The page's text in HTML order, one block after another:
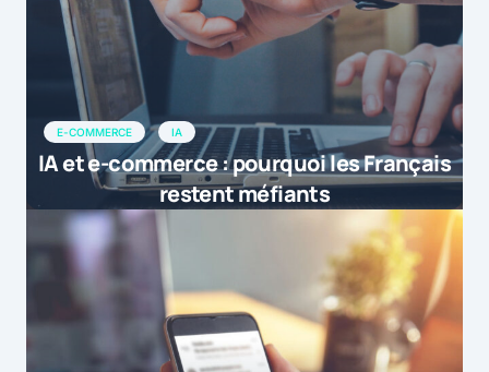
E-COMMERCE IA
IA et e-commerce : pourquoi les Français
restent méfiants